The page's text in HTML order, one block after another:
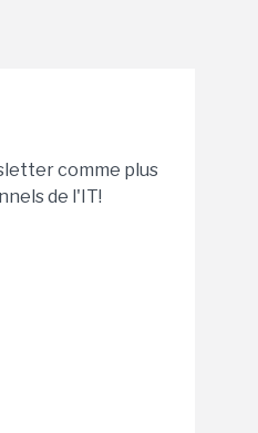
comme plus
de l'IT!